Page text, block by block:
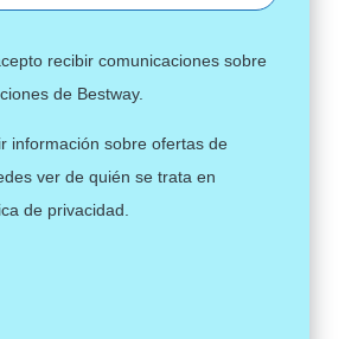
recibir comunicaciones sobre
de Bestway.
información sobre ofertas de
ver de quién se trata en
de privacidad